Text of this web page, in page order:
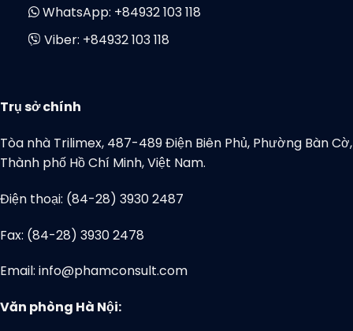
WhatsApp: +84932 103 118
Viber: +84932 103 118
Trụ sở chính
Tòa nhà Trilimex, 487-489 Điện Biên Phủ, Phường Bàn Cờ,
Thành phố Hồ Chí Minh, Việt Nam.
Điện thoại: (84-28) 3930 2487
Fax: (84-28) 3930 2478
Email: info@phamconsult.com
Văn phòng Hà Nội: